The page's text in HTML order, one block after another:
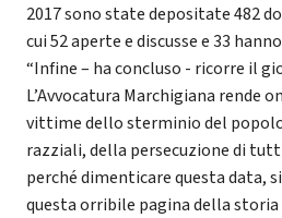
2017 sono state depositate 482
cui 52 aperte e discusse e 33
“Infine – ha concluso - ricorre il
L’Avvocatura Marchigiana rende
vittime dello sterminio del
razziali, della persecuzione di
perché dimenticare questa data,
questa orribile pagina della storia